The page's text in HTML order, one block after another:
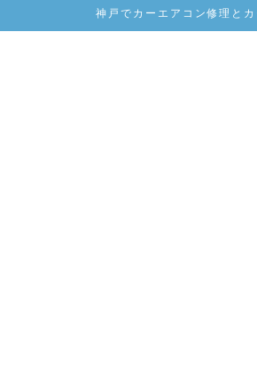
神戸でカーエアコン修理と